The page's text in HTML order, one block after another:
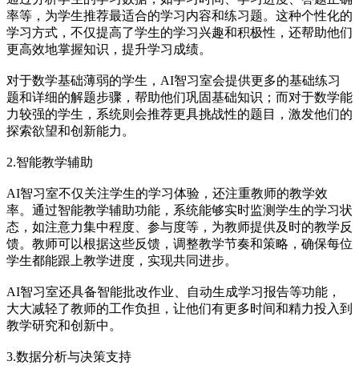
率等，为学生推荐最适合的学习内容和练习题。这种个性化的
学习方式，不仅提高了学生的学习兴趣和积极性，还帮助他们
更高效地掌握知识，提升学习成绩。
对于数学基础薄弱的学生，AI智习室会提供更多的基础练习
题和详细的解题步骤，帮助他们巩固基础知识；而对于数学能
力较强的学生，系统则会推荐更具挑战性的题目，激发他们的
探索欲望和创新能力。
2.智能教学辅助
AI智习室不仅关注学生的学习体验，还注重教师的教学效
率。通过智能教学辅助功能，系统能够实时监测学生的学习状
态，如注意力集中程度、参与度等，为教师提供及时的教学反
馈。教师可以根据这些反馈，调整教学节奏和策略，确保每位
学生都能跟上教学进度，实现共同进步。
AI智习室还具备智能批改作业、自动生成学习报告等功能，
大大减轻了教师的工作负担，让他们有更多时间和精力投入到
教学研究和创新中。
3.数据分析与决策支持